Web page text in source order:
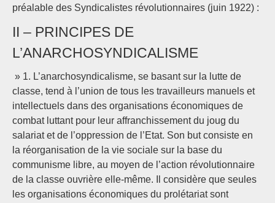
préalable des Syndicalistes révolutionnaires (juin 1922) :
II – PRINCIPES DE
L’ANARCHOSYNDICALISME
» 1. L’anarchosyndicalisme, se basant sur la lutte de
classe, tend à l’union de tous les travailleurs manuels et
intellectuels dans des organisations économiques de
combat luttant pour leur affranchissement du joug du
salariat et de l’oppression de l’Etat. Son but consiste en
la réorganisation de la vie sociale sur la base du
communisme libre, au moyen de l’action révolutionnaire
de la classe ouvrière elle-même. Il considère que seules
les organisations économiques du prolétariat sont